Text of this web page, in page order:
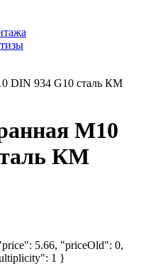
DIN 934 G10 сталь КМ
М10
КМ
5.66, "priceOld": 0,
1 }